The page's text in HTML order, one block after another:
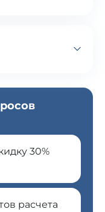
30%
расчета